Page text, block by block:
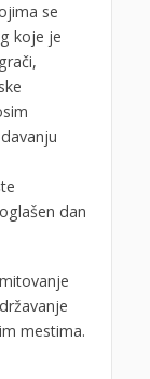
se
koje je
dan
mestima.